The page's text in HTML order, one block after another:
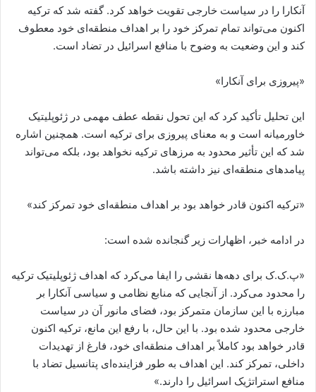
آنکارا را در سیاست خارجی تقویت خواهد کرد. گفته شد که ترکیه
اکنون می‌تواند تمام تمرکز خود را بر اهداف منطقه‌ای خود معطوف
کند و این وضعیت به وضوح با منافع اسرائیل در تضاد است.
«پیروزی برای آنکارا»
این تحلیل تأکید کرد که این تحول نقطه عطف مهمی در ژئوپلیتیک
خاورمیانه است و به معنای پیروزی برای ترکیه است. همچنین اشاره
شد که این تأثیر محدود به مرزهای ترکیه نخواهد بود، بلکه می‌تواند
پیامدهای منطقه‌ای نیز داشته باشد.
«ترکیه اکنون قادر خواهد بود بر اهداف منطقه‌ای خود تمرکز کند»
در ادامه خبر، اظهارات زیر گنجانده شده است:
«پ.ک.ک برای دهه‌ها نقشی را ایفا می‌کرد که اهداف ژئوپلیتیک ترکیه
را محدود می‌کرد. از آنجایی که منابع نظامی و سیاسی آنکارا بر
مبارزه با این سازمان متمرکز بود، فضای مانور آن در سیاست
خارجی محدود شده بود. با این حال، با رفع این مانع، ترکیه اکنون
قادر خواهد بود کاملاً بر اهداف منطقه‌ای خود، فارغ از تهدیدات
داخلی، تمرکز کند. این اهداف به طور فزاینده‌ای پتانسیل تضاد با
منافع استراتژیک اسرائیل را دارند.»